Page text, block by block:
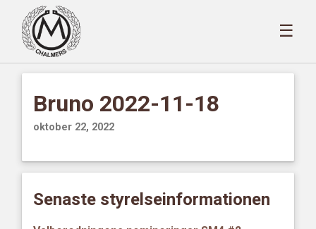
☰
Bruno 2022-11-18
oktober 22, 2022
Senaste styrelseinformationen